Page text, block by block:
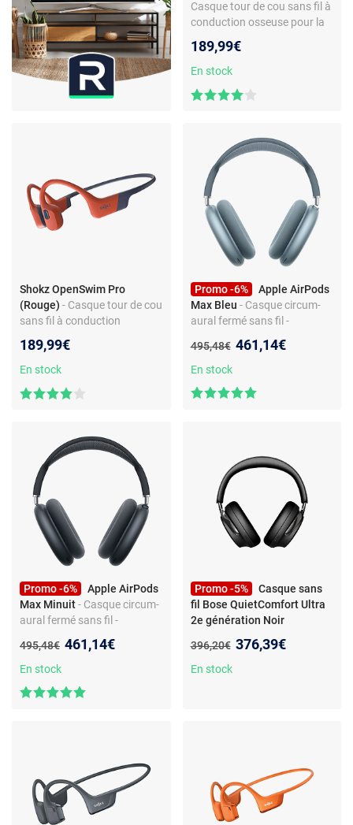
Casque tour de cou sans fil à
conduction osseuse pour la
ouverte - autonomie 9h -
certification IP68
189,99€
En stock
Shokz OpenSwim Pro
(Rouge) - Casque tour de cou
sans fil à conduction
conception ouverte -
autonomie 9h - certification
189,99€
En stock
Promo -6%
Apple AirPods
Max Bleu - Casque circum-
aural fermé sans fil -
Bluetooth 5.0 -
Commandes/Micro -
rapide
Ancien prix :
495,48€ Nouveau prix :
461,14€
En stock
Promo -6%
Apple AirPods
Max Minuit- Casque circum-
aural fermé sans fil -
Bluetooth 5.0 -
Commandes/Micro -
rapide
Ancien prix :
495,48€ Nouveau prix :
461,14€
En stock
Promo -5%
Casque sans
fil Bose QuietComfort Ultra
2e génération Noir
Ancien prix :
396,20€ Nouveau prix :
376,39€
En stock